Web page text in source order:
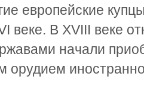
европейские
веке. В XVIII веке
начали
орудием